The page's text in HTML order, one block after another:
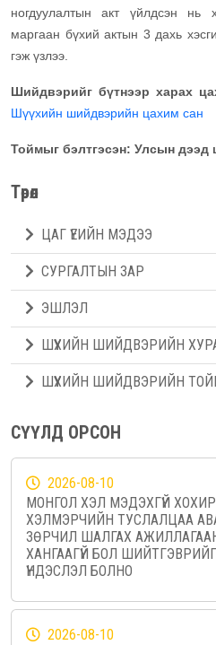
ногдуулалтын акт үйлдсэн нь
маргаан бүхий актын 3 дахь
гэж үзлээ.
Шийдвэрийг бүтнээр харах
Шүүхийн шийдвэрийн цахим сан
Тоймыг бэлтгэсэн: Улсын дээд
Төрөл
ЦАГ ҮЕИЙН МЭДЭЭ
СУРГАЛТЫН ЗАР
ЭШЛЭЛ
ШҮҮХИЙН ШИЙДВЭРИЙН
ШҮҮХИЙН ШИЙДВЭРИЙН
СҮҮЛД ОРСОН
2026-08-10
МОНГОЛ ХЭЛ МЭДЭХГҮЙ
ХЭЛМЭРЧИЙН ТУСЛАЛЦАА
ЗӨРЧИЛ ШАЛГАХ
ХАНГААГҮЙ БОЛ ШИЙТГЭВРИЙГ
ҮНДЭСЛЭЛ БОЛНО
2026-08-10